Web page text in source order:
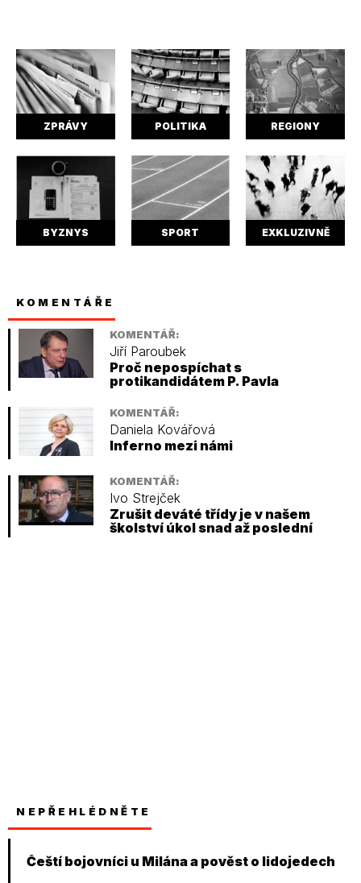
ZPRÁVY POLITIKA REGIONY
BYZNYS SPORT EXKLUZIVNĚ
KOMENTÁŘE
KOMENTÁŘ:
Jiří Paroubek
Proč nepospíchat s
protikandidátem P. Pavla
KOMENTÁŘ:
Daniela Kovářová
Inferno mezi námi
KOMENTÁŘ:
Ivo Strejček
Zrušit deváté třídy je v našem
školství úkol snad až poslední
NEPŘEHLÉDNĚTE
Čeští bojovníci u Milána a pověst o lidojedech